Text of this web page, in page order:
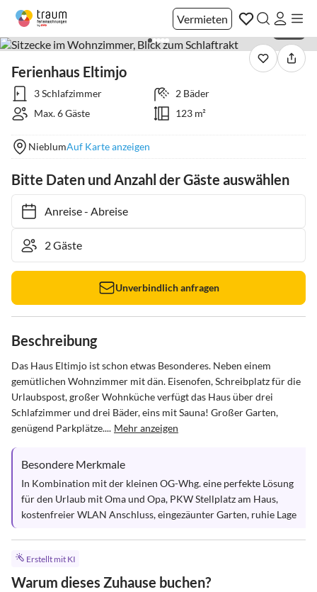
Vermieten
Ferienhaus Eltimjo
3 Schlafzimmer
2 Bäder
Max. 6 Gäste
123 m²
NieblumAuf Karte anzeigen
Bitte Daten und Anzahl der Gäste auswählen
Anreise- Abreise
Unverbindlich anfragen
Beschreibung
Das Haus Eltimjo ist schon etwas Besonderes. Neben einem
gemütlichen Wohnzimmer mit dän. Eisenofen, Schreibplatz für die
Urlaubspost, großer Wohnküche verfügt das Haus über drei
Schlafzimmer und drei Bäder, eins mit Sauna! Großer Garten,
genügend Parkplätze.... Mehr anzeigen
Besondere Merkmale
In Kombination mit der kleinen OG-Whg. eine perfekte Lösung
für den Urlaub mit Oma und Opa, PKW Stellplatz am Haus,
kostenfreier WLAN Anschluss, eingezäunter Garten, ruhie Lage
Erstellt mit KI
Warum dieses Zuhause buchen?